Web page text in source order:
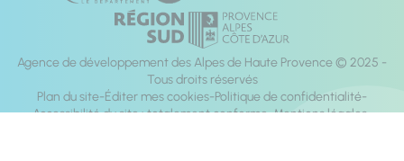
Agence de développement des Alpes de Haute Provence © 2025 -
Tous droits réservés
Plan du site Éditer mes cookies Politique de confidentialité
Accessibilité du site : totalement conforme Mentions légales